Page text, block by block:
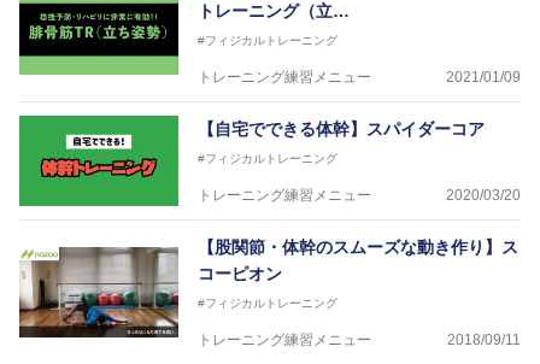
トレーニング（立…
#フィジカルトレーニング
トレーニング練習メニュー 2021/01/09
【自宅でできる体幹】スパイダーコア
#フィジカルトレーニング
トレーニング練習メニュー 2020/03/20
【股関節・体幹のスムーズな動き作り】ス
コーピオン
#フィジカルトレーニング
トレーニング練習メニュー 2018/09/11